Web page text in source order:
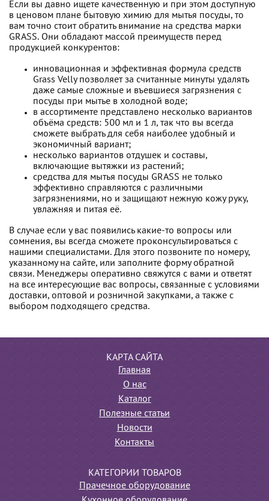
Если вы давно ищете качественную и при этом доступную
в ценовом плане бытовую химию для мытья посуды, то
вам точно стоит обратить внимание на средства марки
GRASS. Они обладают массой преимуществ перед
продукцией конкурентов:
инновационная и эффективная формула средств
Grass Velly позволяет за считанные минуты удалять
даже самые сложные и въевшиеся загрязнения с
посуды при мытье в холодной воде;
в ассортименте представлено несколько вариантов
объёма средств: 500 мл и 1 л, так что вы всегда
сможете выбрать для себя наиболее удобный и
экономичный вариант;
несколько вариантов отдушек и составы,
включающие вытяжки из растений;
средства для мытья посуды GRASS не только
эффективно справляются с различными
загрязнениями, но и защищают нежную кожу руку,
увлажняя и питая её.
В случае если у вас появились какие-то вопросы или
сомнения, вы всегда сможете проконсультироваться с
нашими специалистами. Для этого позвоните по номеру,
указанному на сайте, или заполните форму обратной
связи. Менеджеры оперативно свяжутся с вами и ответят
на все интересующие вас вопросы, связанные с условиями
доставки, оптовой и розничной закупками, а также с
выбором подходящего средства.
КАРТА САЙТА
Главная
О нас
Каталог
Полезные статьи
Новости
Контакты
КАТЕГОРИИ ТОВАРОВ
Прачечное оборудование